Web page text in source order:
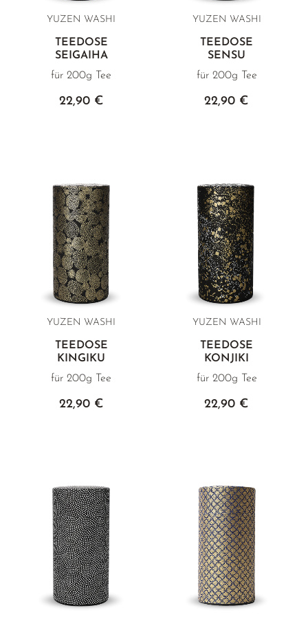
YUZEN WASHI
TEEDOSE
SEIGAIHA
für 200g Tee
22,90 €
YUZEN WASHI
TEEDOSE
SENSU
für 200g Tee
22,90 €
YUZEN WASHI
TEEDOSE
KINGIKU
für 200g Tee
22,90 €
YUZEN WASHI
TEEDOSE
KONJIKI
für 200g Tee
22,90 €